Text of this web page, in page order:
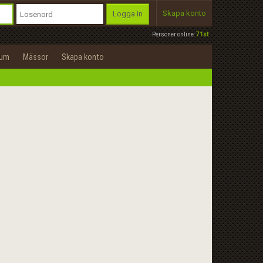
Personer online:71st
Logga in Skapa konto
Mässor Skapa konto